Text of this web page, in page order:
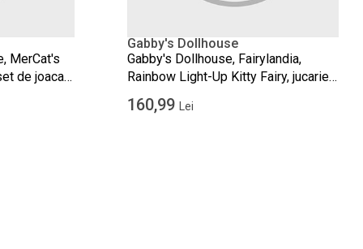
MerCat's
de joaca
Gabby's Dollhouse
Gabby's Dollhouse, Fairylandia,
Rainbow Light-Up Kitty Fairy, jucarie
de plus interactiva, 36 cm
160,99 Lei